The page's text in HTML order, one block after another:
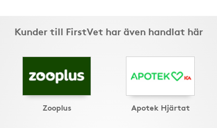
Kunder till FirstVet har även handlat här
Zooplus Apotek Hjärtat